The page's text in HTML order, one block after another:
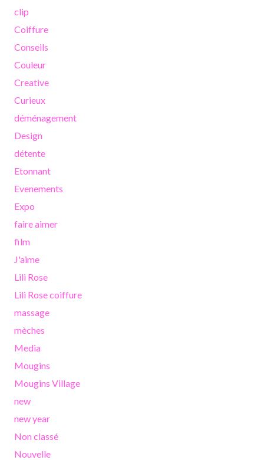
clip
Coiffure
Conseils
Couleur
Creative
Curieux
déménagement
Design
détente
Etonnant
Evenements
Expo
faire aimer
film
J'aime
Lili Rose
Lili Rose coiffure
massage
mèches
Media
Mougins
Mougins Village
new
new year
Non classé
Nouvelle